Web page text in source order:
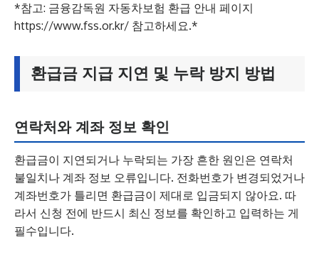
*참고: 금융감독원 자동차보험 환급 안내 페이지
https://www.fss.or.kr/ 참고하세요.*
환급금 지급 지연 및 누락 방지 방법
연락처와 계좌 정보 확인
환급금이 지연되거나 누락되는 가장 흔한 원인은 연락처
불일치나 계좌 정보 오류입니다. 전화번호가 변경되었거나
계좌번호가 틀리면 환급금이 제대로 입금되지 않아요. 따
라서 신청 전에 반드시 최신 정보를 확인하고 입력하는 게
필수입니다.